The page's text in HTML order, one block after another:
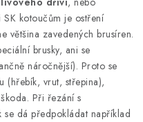
kotoučům je ostření
většina zavedených brusíren.
brusky, ani se
náročnější). Proto se
(hřebík, vrut, střepina),
Při řezání s
se dá předpokládat například